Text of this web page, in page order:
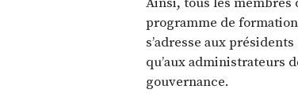
programme de
s’adresse aux
qu’aux administrateurs
gouvernance.